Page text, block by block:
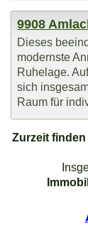
9908
Dieses
modernste
Ruhelage.
sich
Raum für
Zurzeit